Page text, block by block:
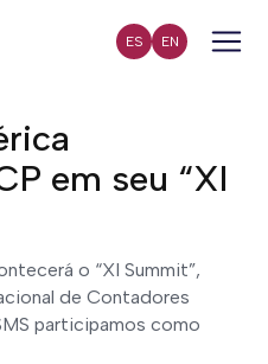
ES EN
em seu “XI
o “XI Summit”,
de Contadores
participamos como